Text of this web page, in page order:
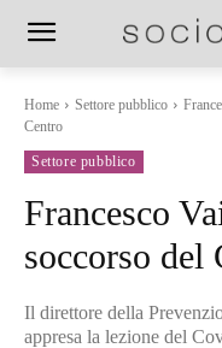
Home Settore pubblico
Centro
Settore pubblico
Francesco
soccorso del
Il direttore della
appresa la lezione del